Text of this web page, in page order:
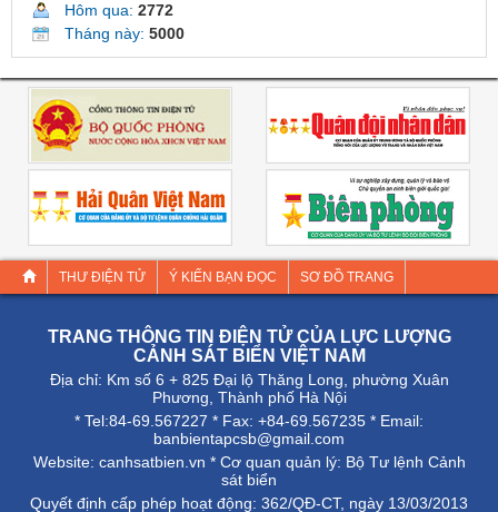
Hôm qua: 2772
Tháng này: 5000
THƯ ĐIỆN TỬ Ý KIẾN BẠN ĐỌC SƠ ĐỒ TRANG
TRANG THÔNG TIN ĐIỆN TỬ CỦA LỰC LƯỢNG
CẢNH SÁT BIỂN VIỆT NAM
Địa chỉ: Km số 6 + 825 Đại lộ Thăng Long, phường Xuân
Phương, Thành phố Hà Nội
* Tel:84-69.567227 * Fax: +84-69.567235 * Email:
banbientapcsb@gmail.com
Website: canhsatbien.vn * Cơ quan quản lý: Bộ Tư lệnh Cảnh
sát biển
Quyết định cấp phép hoạt động: 362/QÐ-CT, ngày 13/03/2013